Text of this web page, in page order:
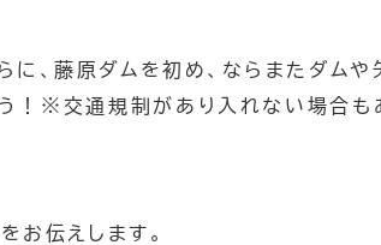
、藤原ダムを初め、ならまたダムや
！※交通規制があり入れない場合も
お伝えします。